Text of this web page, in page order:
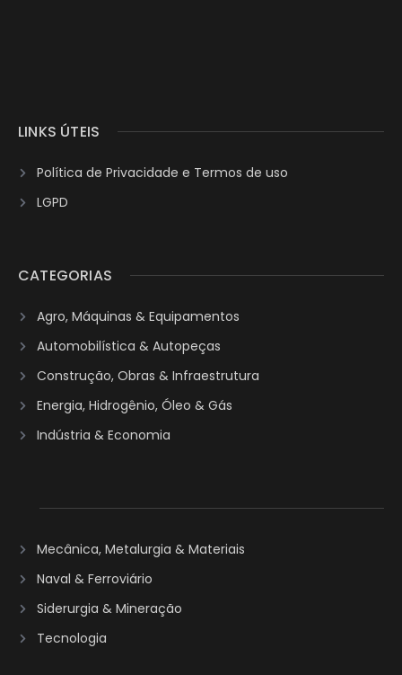
LINKS ÚTEIS
Política de Privacidade e Termos de uso
LGPD
CATEGORIAS
Agro, Máquinas & Equipamentos
Automobilística & Autopeças
Construção, Obras & Infraestrutura
Energia, Hidrogênio, Óleo & Gás
Indústria & Economia
Mecânica, Metalurgia & Materiais
Naval & Ferroviário
Siderurgia & Mineração
Tecnologia